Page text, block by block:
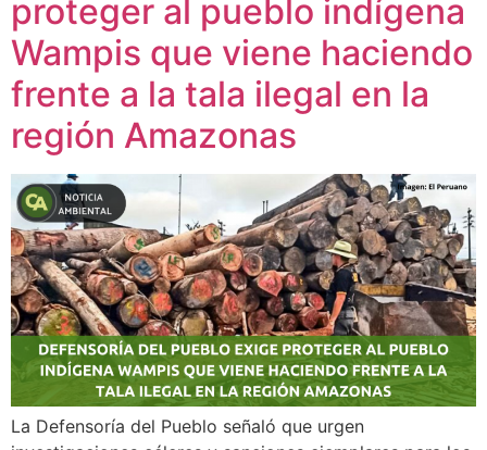
proteger al pueblo indígena
Wampis que viene haciendo
frente a la tala ilegal en la
región Amazonas
La Defensoría del Pueblo señaló que urgen